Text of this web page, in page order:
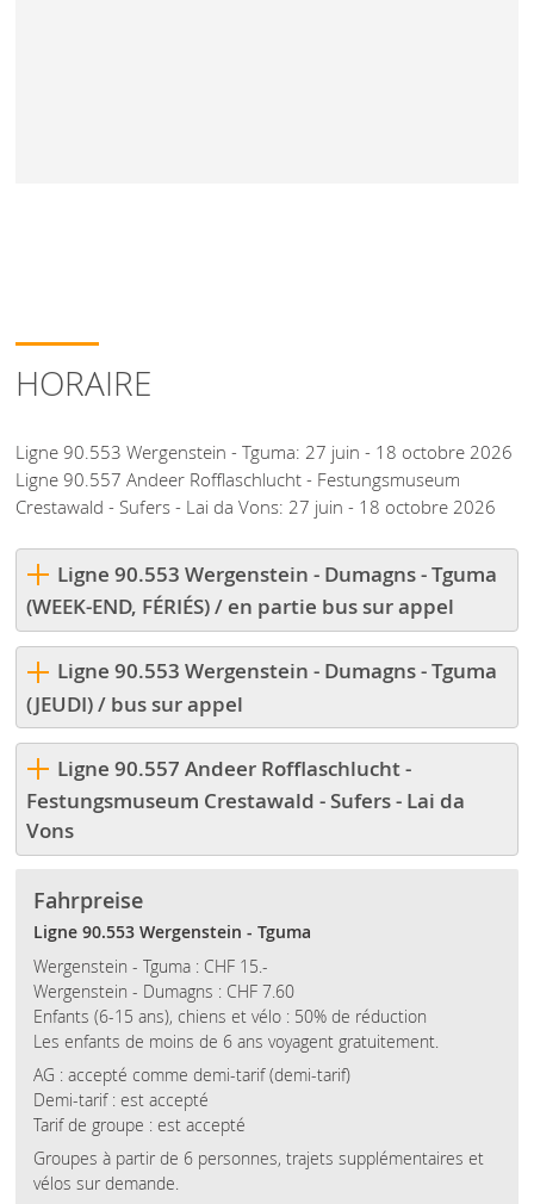
HORAIRE
Ligne 90.553 Wergenstein - Tguma: 27 juin - 18 octobre 2026
Ligne 90.557 Andeer Rofflaschlucht - Festungsmuseum
Crestawald - Sufers - Lai da Vons: 27 juin - 18 octobre 2026
Ligne 90.553 Wergenstein - Dumagns - Tguma
(WEEK-END, FÉRIÉS) / en partie bus sur appel
Ligne 90.553 Wergenstein - Dumagns - Tguma
(JEUDI) / bus sur appel
Ligne 90.557 Andeer Rofflaschlucht -
Festungsmuseum Crestawald - Sufers - Lai da
Vons
Fahrpreise
Ligne 90.553 Wergenstein - Tguma
Wergenstein - Tguma : CHF 15.-
Wergenstein - Dumagns : CHF 7.60
Enfants (6-15 ans), chiens et vélo : 50% de réduction
Les enfants de moins de 6 ans voyagent gratuitement.
AG : accepté comme demi-tarif (demi-tarif)
Demi-tarif : est accepté
Tarif de groupe : est accepté
Groupes à partir de 6 personnes, trajets supplémentaires et
vélos sur demande.